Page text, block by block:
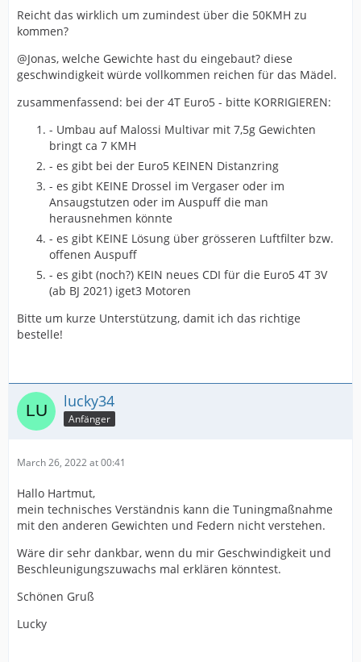
Reicht das wirklich um zumindest über die 50KMH zu
kommen?
@Jonas, welche Gewichte hast du eingebaut? diese
geschwindigkeit würde vollkommen reichen für das Mädel.
zusammenfassend: bei der 4T Euro5 - bitte KORRIGIEREN:
- Umbau auf Malossi Multivar mit 7,5g Gewichten
bringt ca 7 KMH
- es gibt bei der Euro5 KEINEN Distanzring
- es gibt KEINE Drossel im Vergaser oder im
Ansaugstutzen oder im Auspuff die man
herausnehmen könnte
- es gibt KEINE Lösung über grösseren Luftfilter bzw.
offenen Auspuff
- es gibt (noch?) KEIN neues CDI für die Euro5 4T 3V
(ab BJ 2021) iget3 Motoren
Bitte um kurze Unterstützung, damit ich das richtige
bestelle!
lucky34
Anfänger
March 26, 2022 at 00:41
Hallo Hartmut,
mein technisches Verständnis kann die Tuningmaßnahme
mit den anderen Gewichten und Federn nicht verstehen.
Wäre dir sehr dankbar, wenn du mir Geschwindigkeit und
Beschleunigungszuwachs mal erklären könntest.
Schönen Gruß
Lucky